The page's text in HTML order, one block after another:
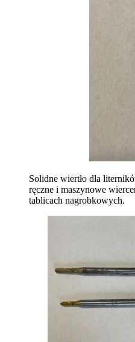
Solidne wiertło dla
ręczne i maszynowe
tablicach nagrobkowych.